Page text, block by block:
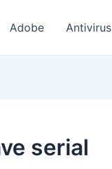
Adobe Antivirus
serial